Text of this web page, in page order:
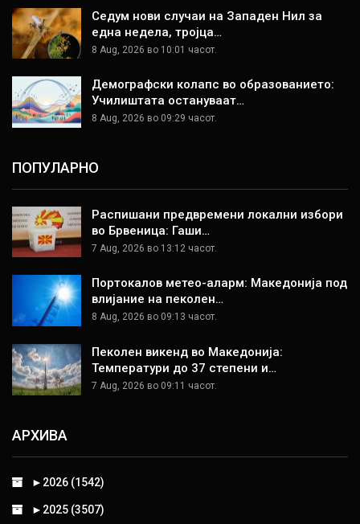
Седум нови случаи на Западен Нил за
една недела, тројца…
8 Aug, 2026 во 10:01 часот.
Демографски колапс во образованието:
Училиштата остануваат…
8 Aug, 2026 во 09:29 часот.
ПОПУЛАРНО
Распишани предвремени локални избори
во Брвеница: Гаши…
7 Aug, 2026 во 13:12 часот.
Портокалов метео-аларм: Македонија под
влијание на пеколен…
8 Aug, 2026 во 09:13 часот.
Пеколен викенд во Македонија:
Температури до 37 степени и…
7 Aug, 2026 во 09:11 часот.
АРХИВА
► 2026 (1542)
► 2025 (3507)